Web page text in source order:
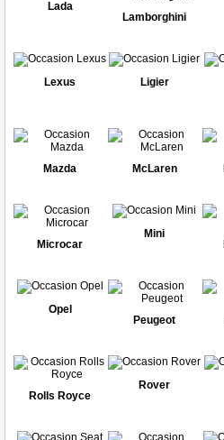
Lada
Lamborghini
Lexus Ligier
Mazda McLaren
Microcar
Mini
Opel
Peugeot
Rolls Royce
Rover